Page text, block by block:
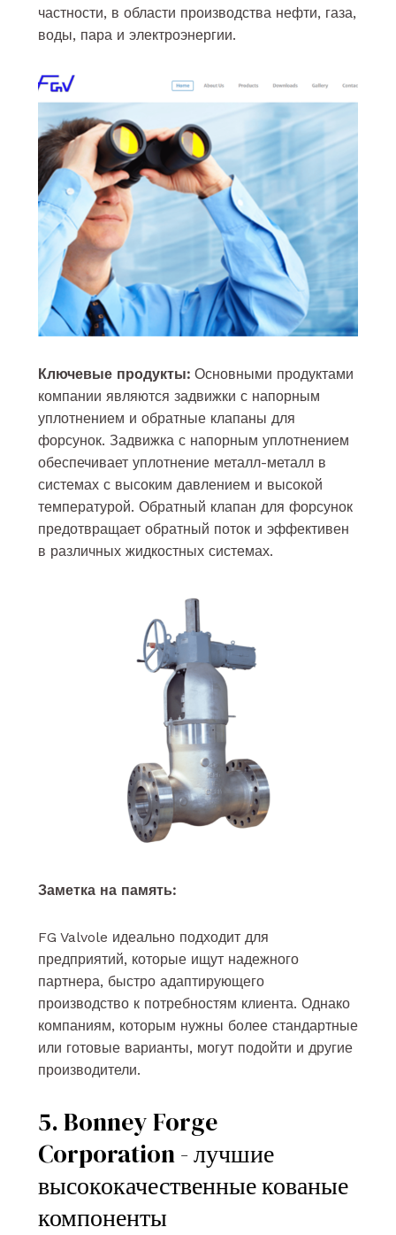
частности, в области производства нефти, газа,
воды, пара и электроэнергии.
Ключевые продукты:Основными продуктами
компании являются задвижки с напорным
уплотнением и обратные клапаны для
форсунок. Задвижка с напорным уплотнением
обеспечивает уплотнение металл-металл в
системах с высоким давлением и высокой
температурой. Обратный клапан для форсунок
предотвращает обратный поток и эффективен
в различных жидкостных системах.
Заметка на память:
FG Valvole идеально подходит для
предприятий, которые ищут надежного
партнера, быстро адаптирующего
производство к потребностям клиента. Однако
компаниям, которым нужны более стандартные
или готовые варианты, могут подойти и другие
производители.
5. Bonney Forge
Corporation - лучшие
высококачественные кованые
компоненты